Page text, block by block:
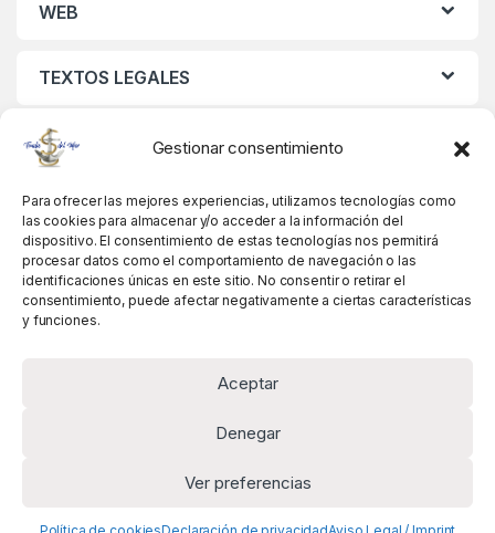
Gestionar consentimiento
Para ofrecer las mejores experiencias, utilizamos tecnologías como
las cookies para almacenar y/o acceder a la información del
dispositivo. El consentimiento de estas tecnologías nos permitirá
procesar datos como el comportamiento de navegación o las
identificaciones únicas en este sitio. No consentir o retirar el
consentimiento, puede afectar negativamente a ciertas características
y funciones.
Aceptar
Denegar
Ver preferencias
WEB
TEXTOS LEGALES
MIS DATOS
Alguna pregunta? Llámanos!
+34 981 845 358